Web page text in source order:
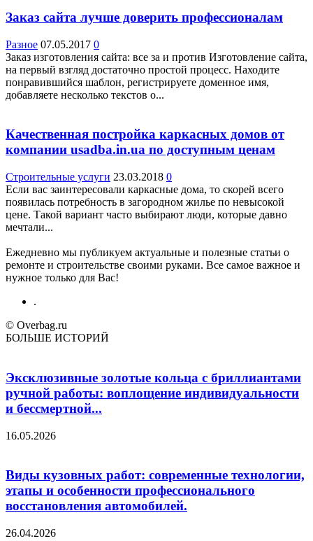
Заказ сайта лучше доверить профессионалам
Разное 07.05.2017 0
Заказ изготовления сайта: все за и против Изготовление сайта,
на первый взгляд достаточно простой процесс. Находите
понравившийся шаблон, регистрируете доменное имя,
добавляете несколько текстов о...
Качественная постройка каркасных домов от
компании usadba.in.ua по доступным ценам
Строительные услуги 23.03.2018 0
Если вас заинтересовали каркасные дома, то скорей всего
появилась потребность в загородном жилье по невысокой
цене. Такой вариант часто выбирают люди, которые давно
мечтали...
Ежедневно мы публикуем актуальные и полезные статьи о
ремонте и строительстве своими руками. Все самое важное и
нужное только для Вас!
.
© Overbag.ru
БОЛЬШЕ ИСТОРИЙ
Эксклюзивные золотые кольца с бриллиантами
ручной работы: воплощение индивидуальности
и бессмертной...
16.05.2026
Виды кузовных работ: современные технологии,
этапы и особенности профессионального
восстановления автомобилей.
26.04.2026